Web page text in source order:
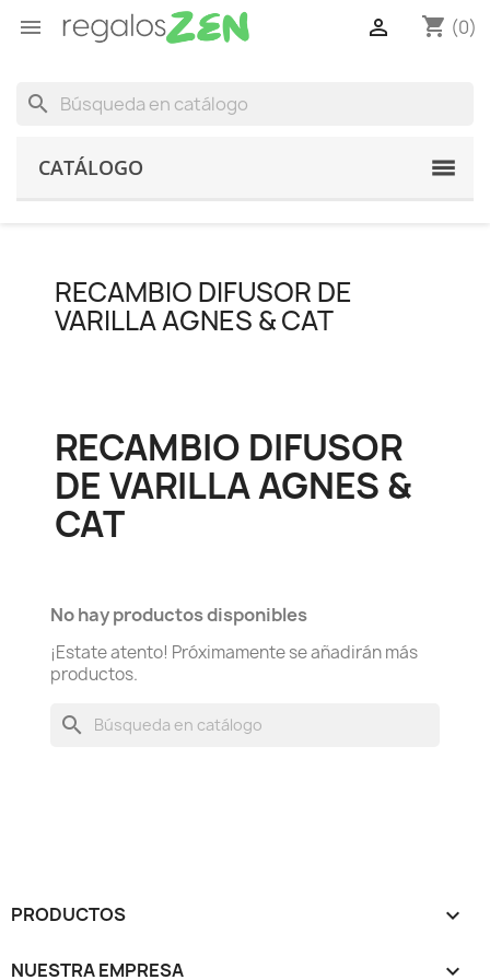
 shopping_cart (0)

search
CATÁLOGO
RECAMBIO DIFUSOR DE
VARILLA AGNES & CAT
RECAMBIO DIFUSOR
DE VARILLA AGNES &
CAT
No hay productos disponibles
¡Estate atento! Próximamente se añadirán más
productos.
search
PRODUCTOS 
NUESTRA EMPRESA 